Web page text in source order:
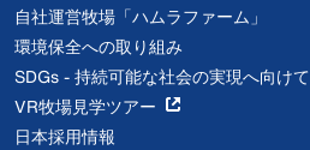
自社運営牧場「ハムラファーム」
環境保全への取り組み
SDGs - 持続可能な社会の実現へ向けて
VR牧場見学ツアー
日本採用情報